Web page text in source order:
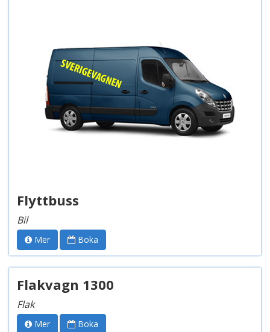
Flyttbuss
Bil
Mer Boka
Flakvagn 1300
Flak
Mer Boka